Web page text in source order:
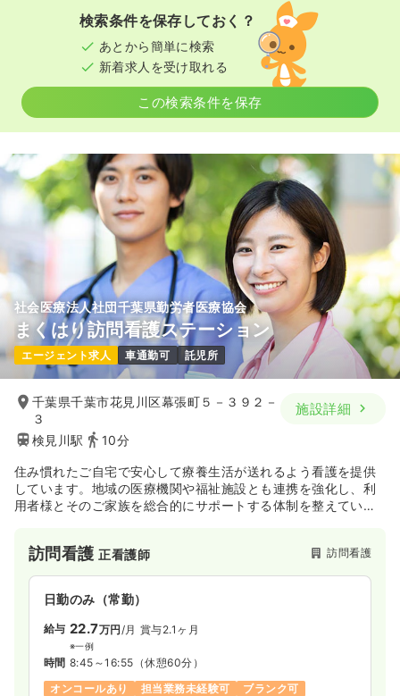
検索条件を保存しておく？
あとから簡単に検索
新着求人を受け取れる
この検索条件を保存
社会医療法人社団千葉県勤労者医療協会
まくはり訪問看護ステーション
エージェント求人 車通勤可 託児所
千葉県千葉市花見川区幕張町５－３９２－
３
検見川駅
10分
施設詳細
住み慣れたご自宅で安心して療養生活が送れるよう看護を提供
しています。地域の医療機関や福祉施設とも連携を強化し、利
用者様とそのご家族を総合的にサポートする体制を整えていま
訪問看護正看護師 訪問看護
日勤のみ（常勤）
給与 22.7万円 /月 賞与2.1ヶ月
※一例
時間 8:45～16:55 （休憩60分）
オンコールあり
担当業務未経験可 ブランク可